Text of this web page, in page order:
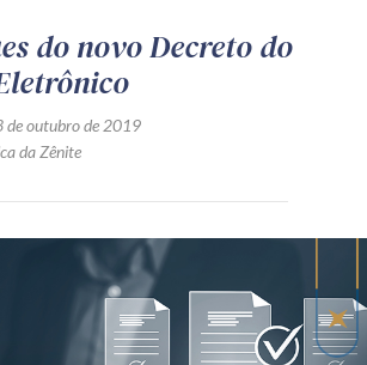
do novo Decreto do
de outubro de 2019
da Zênite